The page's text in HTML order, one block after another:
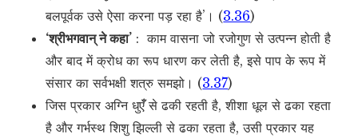
बलपूर्वक उसे ऐसा करना पड़ रहा है’। (3.36)
‘श्रीभगवान् ने कहा’ : काम वासना जो रजोगुण से उत्पन्न होती है
और बाद में क्रोध का रूप धारण कर लेती है, इसे पाप के रूप में
संसार का सर्वभक्षी शत्रु समझो। (3.37)
जिस प्रकार अग्नि धुएँँ से ढकी रहती है, शीशा धूल से ढका रहता
है और गर्भस्थ शिशु झिल्ली से ढका रहता है, उसी प्रकार यह